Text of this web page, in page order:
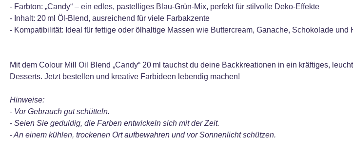
- Farbton: „Candy“ – ein edles, pastelliges Blau‑Grün‑Mix, perfekt für stilvolle Deko‑Effekte
- Inhalt: 20 ml Öl‑Blend, ausreichend für viele Farbakzente
- Kompatibilität: Ideal für fettige oder ölhaltige Massen wie Buttercream, Ganache, Schokolade
Mit dem Colour Mill Oil Blend „Candy“ 20 ml tauchst du deine Backkreationen in ein kräftiges,
Desserts. Jetzt bestellen und kreative Farbideen lebendig machen!
Hinweise:
- Vor Gebrauch gut schütteln.
- Seien Sie geduldig, die Farben entwickeln sich mit der Zeit.
- An einem kühlen, trockenen Ort aufbewahren und vor Sonnenlicht schützen.